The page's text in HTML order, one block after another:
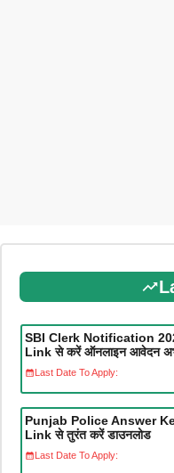
SBI Clerk Notification
Link से करें ऑनलाइन आवेदन
Last Date To Apply:
Punjab Police Answer
Link से तुरंत करें डाउनलोड
Last Date To Apply: